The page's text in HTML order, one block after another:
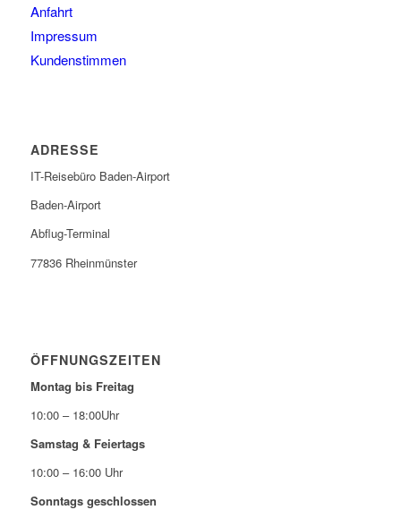
Anfahrt
Impressum
Kundenstimmen
ADRESSE
IT-Reisebüro Baden-Airport
Baden-Airport
Abflug-Terminal
77836 Rheinmünster
ÖFFNUNGSZEITEN
Montag bis Freitag
10:00 – 18:00Uhr
Samstag & Feiertags
10:00 – 16:00 Uhr
Sonntags geschlossen